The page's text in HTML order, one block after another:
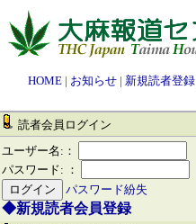
HOME | お知らせ | 新規読者登録
読者会員ログイン
ユーザー名:：
パスワード: ：
パスワード紛失
◆新規読者会員登録